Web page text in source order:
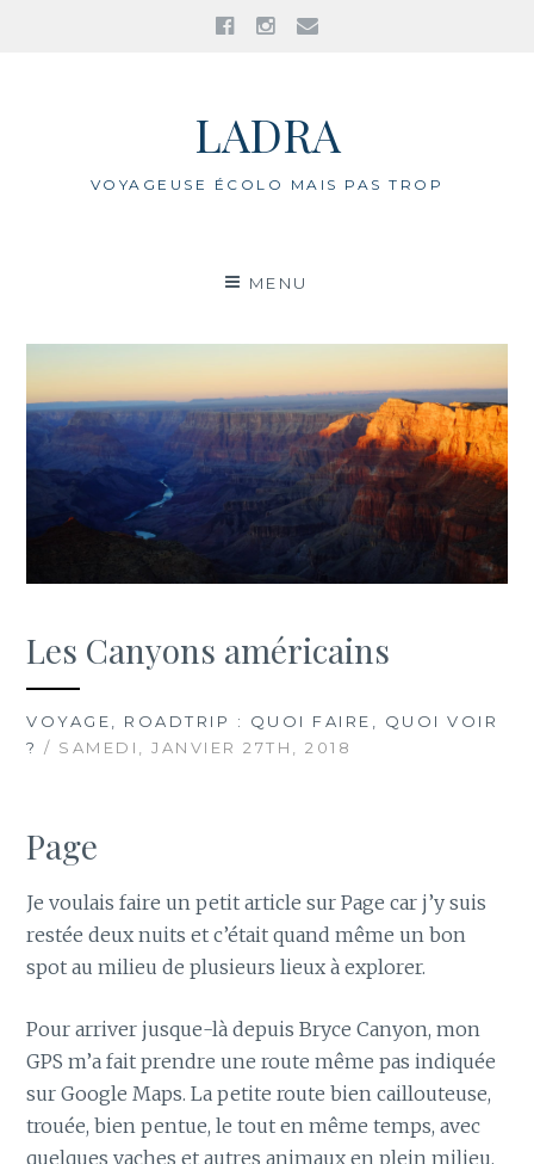
FacebookInstagram
LADRA
VOYAGEUSE ÉCOLO MAIS PAS TROP
MENU
Les Canyons américains
VOYAGE, ROADTRIP : QUOI FAIRE, QUOI VOIR
? / SAMEDI, JANVIER 27TH, 2018
Page
Je voulais faire un petit article sur Page car j’y suis
restée deux nuits et c’était quand même un bon
spot au milieu de plusieurs lieux à explorer.
Pour arriver jusque-là depuis Bryce Canyon, mon
GPS m’a fait prendre une route même pas indiquée
sur Google Maps. La petite route bien caillouteuse,
trouée, bien pentue, le tout en même temps, avec
quelques vaches et autres animaux en plein milieu,